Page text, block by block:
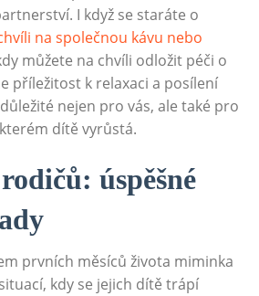
I když se staráte o
na společnou kávu nebo
můžete na chvíli odložit péči o
příležitost k relaxaci a posílení
nejen pro vás, ale také pro
dítě vyrůstá.
úspěšné
prvních měsíců života miminka
kdy se jejich dítě trápí